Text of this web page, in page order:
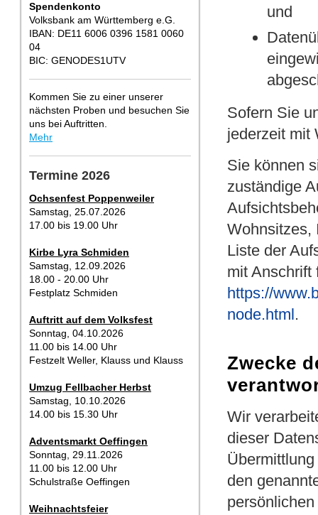
Spendenkonto
Volksbank am Württemberg e.G.
IBAN: DE11 6006 0396 1581 0060
04
BIC: GENODES1UTV
Kommen Sie zu einer unserer
nächsten Proben und besuchen Sie
uns bei Auftritten.
Mehr
Termine 2026
Ochsenfest Poppenweiler
Samstag, 25.07.2026
17.00 bis 19.00 Uhr
Kirbe Lyra Schmiden
Samstag, 12.09.2026
18.00 - 20.00 Uhr
Festplatz Schmiden
Auftritt auf dem Volksfest
Sonntag, 04.10.2026
11.00 bis 14.00 Uhr
Festzelt Weller, Klauss und Klauss
Umzug Fellbacher Herbst
Samstag, 10.10.2026
14.00 bis 15.30 Uhr
Adventsmarkt Oeffingen
Sonntag, 29.11.2026
11.00 bis 12.00 Uhr
Schulstraße Oeffingen
Weihnachtsfeier
und
Sofern Sie
jederzeit mit
Sie können
zuständige
Wohnsitzes,
Liste der
mit Anschrift
https://
node.html.
Zwecke
Wir
dieser
den